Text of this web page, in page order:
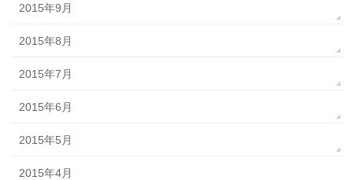
2015年9月
2015年8月
2015年7月
2015年6月
2015年5月
2015年4月